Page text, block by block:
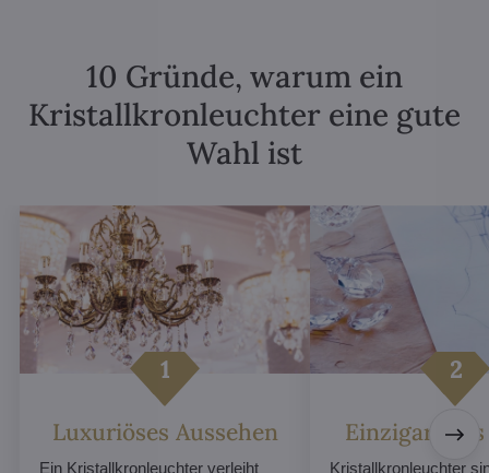
10 Gründe, warum ein
Kristallkronleuchter eine gute
Wahl ist
Luxuriöses Aussehen
Ein Kristallkronleuchter verleiht
Kristallkronleuchter